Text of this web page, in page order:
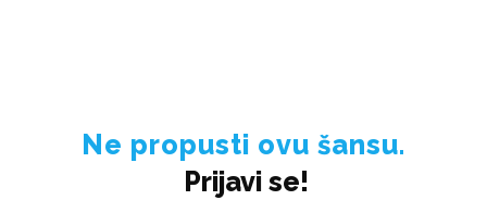
Ne propusti ovu šansu.
Prijavi se!